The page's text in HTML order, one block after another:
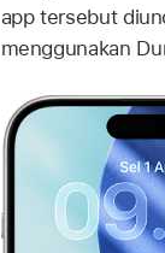
app tersebut
menggunakan